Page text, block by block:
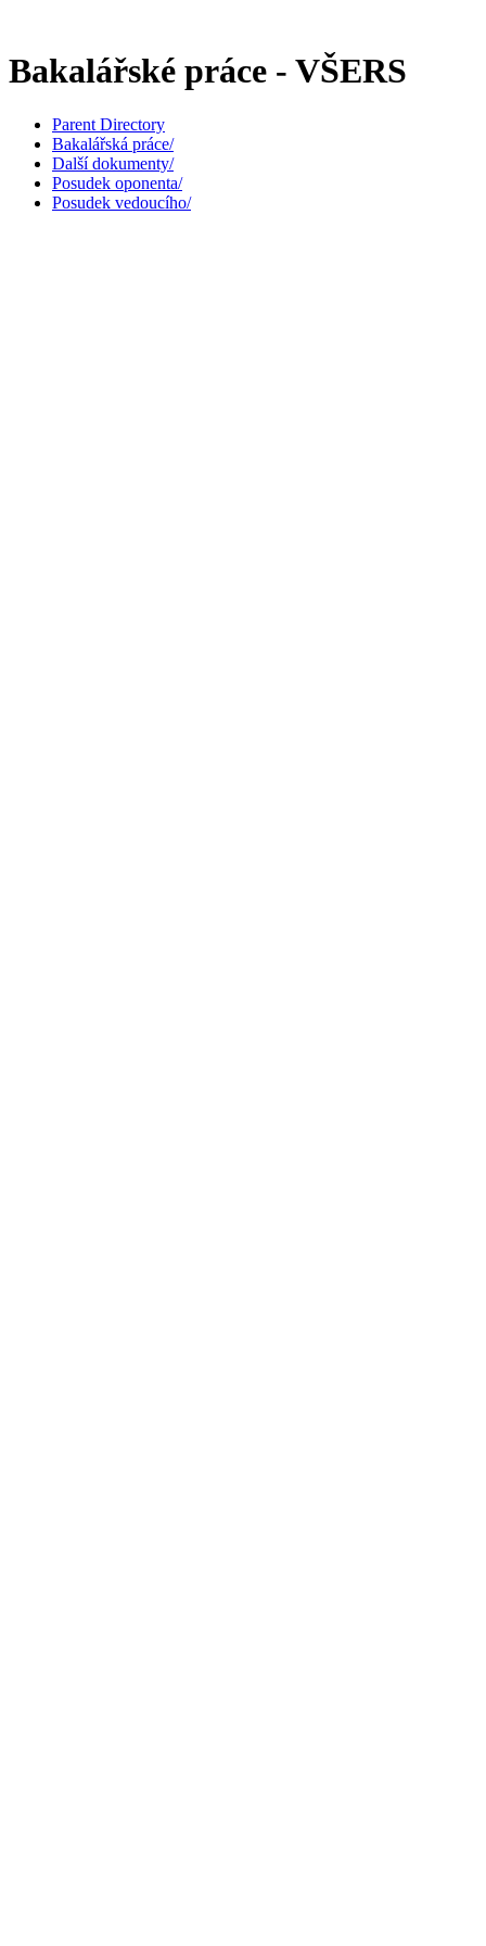
Bakalářské práce - VŠERS
Parent Directory
Bakalářská práce/
Další dokumenty/
Posudek oponenta/
Posudek vedoucího/